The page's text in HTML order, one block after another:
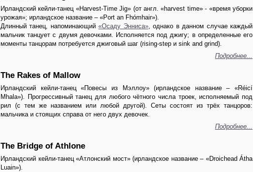
Ирландский кейли-танец «Harvest-Time Jig» (от англ. «harvest time» - «время уборки
урожая»; ирландское название – «Port an Fhómhair»).
Длинный танец, напоминающий«Осаду Энниса», однако в данном случае каждый
мальчик танцует с двумя девочками. Исполняется под джигу; в определенные его
моменты танцорам потребуется джиговый шаг (rising-step и sink and grind).
Подробнее...
The Rakes of Mallow
Ирландский кейли-танец «Повесы из Мэллоу» (ирландское название – «Réicí
Mhala»). Прогрессивный танец для любого чётного числа троек, исполняемый под
рил (с тем же названием или любой другой). Сеты состоят из трёх танцоров:
мальчика и стоящих справа от него двух девочек.
Подробнее...
The Bridge of Athlone
Ирландский кейли-танец «Атлонский мост» (ирландское название – «Droichead Átha
Luain»).